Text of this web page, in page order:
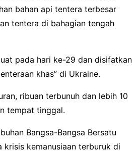
bahan api tentera terbesar
tentera di bahagian tengah
pada hari ke-29 dan disifatkan
khas” di Ukraine.
ribuan terbunuh dan lebih 10
tempat tinggal.
Bangsa-Bangsa Bersatu
krisis kemanusiaan terburuk di